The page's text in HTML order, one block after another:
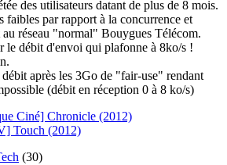
des utilisateurs datant de plus de 8 mois.
faibles par rapport à la concurrence et
au réseau "normal" Bouygues Télécom.
le débit d'envoi qui plafonne à 8ko/s !
après les 3Go de "fair-use" rendant
(débit en réception 0 à 8 ko/s)
Ciné] Chronicle (2012)
Touch (2012)
(30)